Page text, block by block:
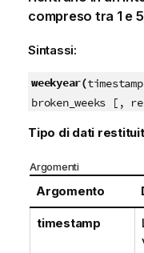
compreso tra 1 e
Sintassi:
weekyear(
broken_weeks [,
Tipo di dati
Argomenti
Argomento
timestamp